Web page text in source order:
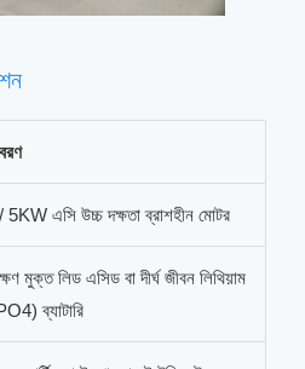
এসি উচ্চ দক্ষতা ব্রাশহীন মোটর
মুক্ত লিড এসিড বা দীর্ঘ জীবন লিথিয়াম
ব্যাটারি